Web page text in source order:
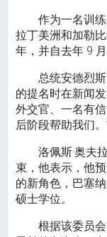
作为一名训
拉丁美洲和加勒
年，并自去年 9
总统安德烈
的提名时在新闻
外交官、一名有
后阶段帮助我们。
洛佩斯·奥夫
束，他表示，他
的新角色，巴塞
硕士学位。
根据该委员